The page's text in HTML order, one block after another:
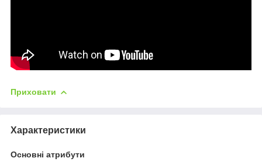
Приховати
Характеристики
Основні атрибути